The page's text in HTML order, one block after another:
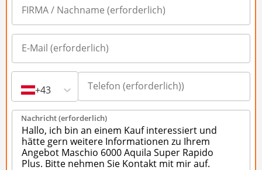
+43
Nachricht (erforderlich)